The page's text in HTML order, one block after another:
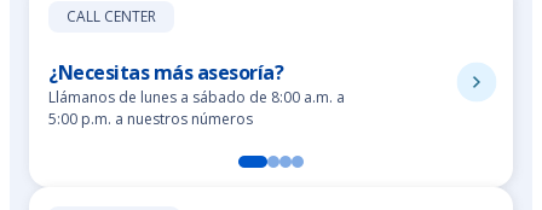
CALL CENTER
¿Necesitas más asesoría?
Llámanos de lunes a sábado de 8:00 a.m. a
5:00 p.m. a nuestros números